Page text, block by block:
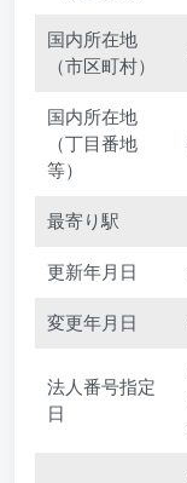
国内所在地
（市区町村）
国内所在地
（丁目番地
等）
最寄り駅
更新年月日
変更年月日
法人番号指定
日